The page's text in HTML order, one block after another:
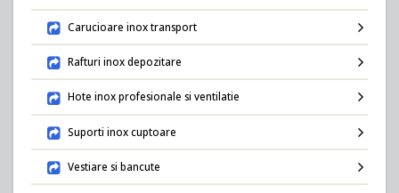
Carucioare inox transport
Rafturi inox depozitare
Hote inox profesionale si ventilatie
Suporti inox cuptoare
Vestiare si bancute